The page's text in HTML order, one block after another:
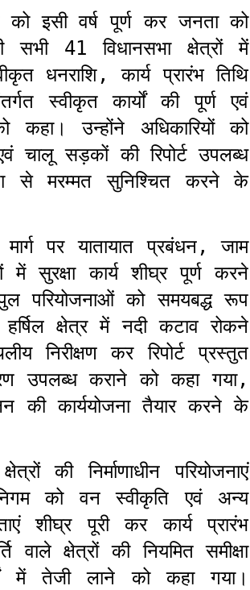
इसी वर्ष पूर्ण कर जनता को
41 विधानसभा क्षेत्रों में
धनराशि, कार्य प्रारंभ तिथि
स्वीकृत कार्यों की पूर्ण एवं
उन्होंने अधिकारियों को
चालू सड़कों की रिपोर्ट उपलब्ध
से मरम्मत सुनिश्चित करने के
पर यातायात प्रबंधन, जाम
सुरक्षा कार्य शीघ्र पूर्ण करने
परियोजनाओं को समयबद्ध रूप
क्षेत्र में नदी कटाव रोकने
निरीक्षण कर रिपोर्ट प्रस्तुत
उपलब्ध कराने को कहा गया,
की कार्ययोजना तैयार करने के
की निर्माणाधीन परियोजनाएं
को वन स्वीकृति एवं अन्य
शीघ्र पूरी कर कार्य प्रारंभ
क्षेत्रों की नियमित समीक्षा
में तेजी लाने को कहा गया।